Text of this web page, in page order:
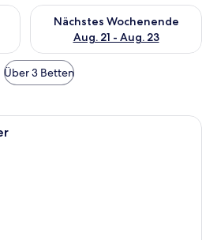
für dieses Wochenende, Aug. 14
Nächstes Wochenende
Aug. 21 - Aug. 23
Überprüfe die Verfügbarkeit
Über 3 Betten
Ein Hotelzimmer mit Bett,